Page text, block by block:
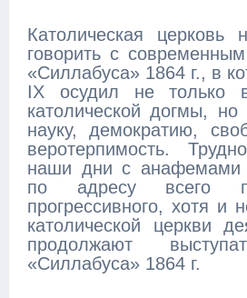
Католическая
говорить с
«Силлабуса» 1864 г., в
IX осудил не только
католической догмы,
науку, демократию,
веротерпимость.
наши дни с анафемами
по адресу всего
прогрессивного, хотя и
католической церкви
продолжают
«Силлабуса» 1864 г.